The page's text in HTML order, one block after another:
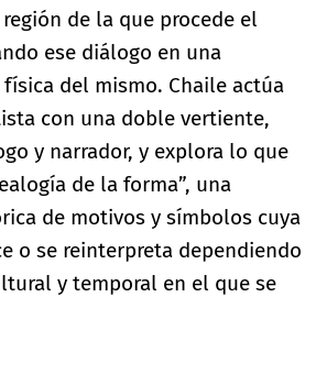
de la que procede el
ese diálogo en una
del mismo. Chaile actúa
con una doble vertiente,
y narrador, y explora lo que
de la forma”, una
de motivos y símbolos cuya
o se reinterpreta dependiendo
y temporal en el que se